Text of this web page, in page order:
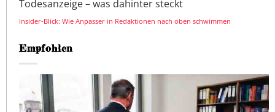
Todesanzeige – was dahinter steckt
Insider-Blick: Wie Anpasser in Redaktionen nach oben schwimmen
Empfohlen